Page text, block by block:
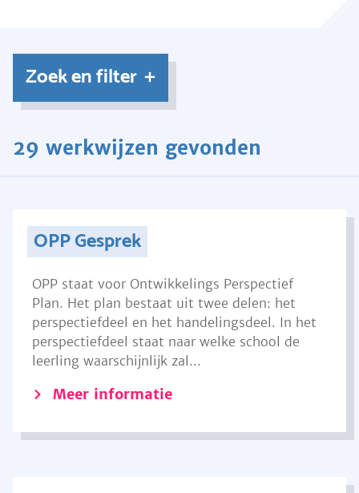
Zoek en filter
29 werkwijzen gevonden
OPP Gesprek
OPP staat voor Ontwikkelings Perspectief
Plan. Het plan bestaat uit twee delen: het
perspectiefdeel en het handelingsdeel. In het
perspectiefdeel staat naar welke school de
leerling waarschijnlijk zal...
Meer informatie